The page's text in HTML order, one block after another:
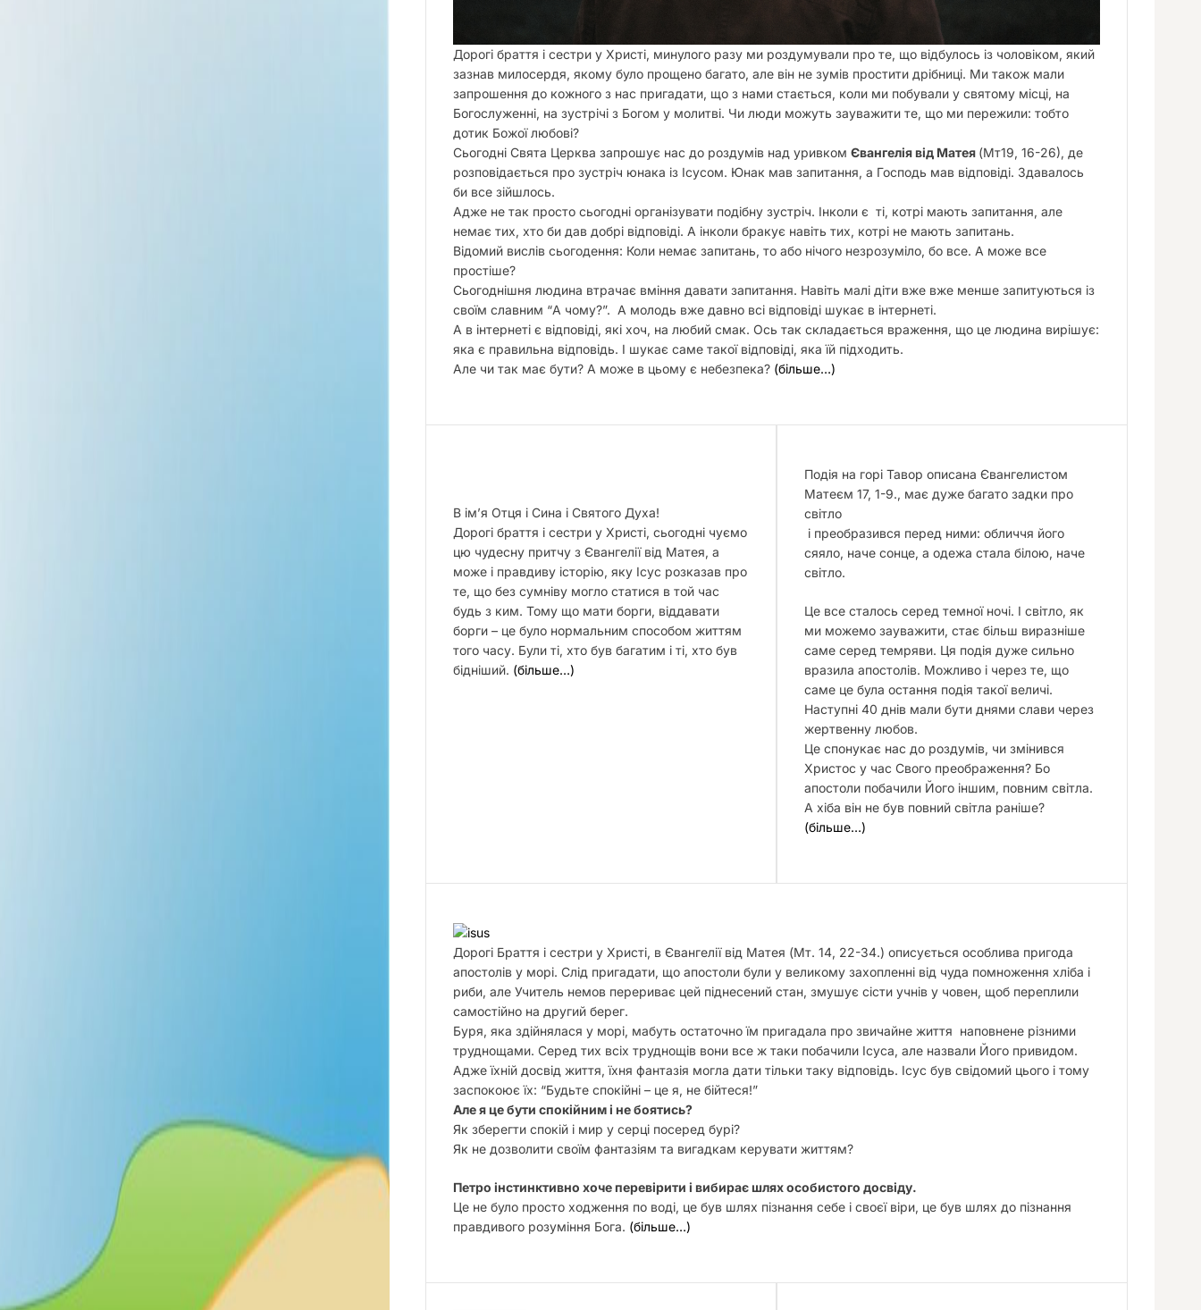
Дорогі браття і сестри у Христі, минулого разу ми роздумували про те, що відбулось із чоловіком, який
зазнав милосердя, якому було прощено багато, але він не зумів простити дрібниці. Ми також мали
запрошення до кожного з нас пригадати, що з нами стається, коли ми побували у святому місці, на
Богослуженні, на зустрічі з Богом у молитві. Чи люди можуть зауважити те, що ми пережили: тобто
дотик Божої любові?
Сьогодні Свята Церква запрошує нас до роздумів над уривком Євангелія від Матея (Мт19, 16-26), де
розповідається про зустріч юнака із Ісусом. Юнак мав запитання, а Господь мав відповіді. Здавалось
би все зійшлось.
Адже не так просто сьогодні організувати подібну зустріч. Інколи є ті, котрі мають запитання, але
немає тих, хто би дав добрі відповіді. А інколи бракує навіть тих, котрі не мають запитань.
Відомий вислів сьогодення: Коли немає запитань, то або нічого незрозуміло, бо все. А може все
простіше?
Сьогоднішня людина втрачає вміння давати запитання. Навіть малі діти вже вже менше запитуються із
своїм славним “А чому?”. А молодь вже давно всі відповіді шукає в інтернеті.
А в інтернеті є відповіді, які хоч, на любий смак. Ось так складається враження, що це людина вирішує:
яка є правильна відповідь. І шукає саме такої відповіді, яка їй підходить.
Але чи так має бути? А може в цьому є небезпека? (більше…)
В ім’я Отця і Сина і Святого Духа!
Дорогі браття і сестри у Христі, сьогодні чуємо
цю чудесну притчу з Євангелії від Матея, а
може і правдиву історію, яку Ісус розказав про
те, що без сумніву могло статися в той час
будь з ким. Тому що мати борги, віддавати
борги – це було нормальним способом життям
того часу. Були ті, хто був багатим і ті, хто був
бідніший. (більше…)
Подія на горі Тавор описана Євангелистом
Матеєм 17, 1-9., має дуже багато задки про
світло
і преобразився перед ними: обличчя його
сяяло, наче сонце, а одежа стала білою, наче
світло.
Це все сталось серед темної ночі. І світло, як
ми можемо зауважити, стає більш виразніше
саме серед темряви. Ця подія дуже сильно
вразила апостолів. Можливо і через те, що
саме це була остання подія такої величі.
Наступні 40 днів мали бути днями слави через
жертвенну любов.
Це спонукає нас до роздумів, чи змінився
Христос у час Свого преображення? Бо
апостоли побачили Його іншим, повним світла.
А хіба він не був повний світла раніше?
(більше…)
Дорогі Браття і сестри у Христі, в Євангелії від Матея (Мт. 14, 22-34.) описується особлива пригода
апостолів у морі. Слід пригадати, що апостоли були у великому захопленні від чуда помноження хліба і
риби, але Учитель немов перериває цей піднесений стан, змушує сісти учнів у човен, щоб переплили
самостійно на другий берег.
Буря, яка здійнялася у морі, мабуть остаточно їм пригадала про звичайне життя наповнене різними
труднощами. Серед тих всіх труднощів вони все ж таки побачили Ісуса, але назвали Його привидом.
Адже їхній досвід життя, їхня фантазія могла дати тільки таку відповідь. Ісус був свідомий цього і тому
заспокоює їх: “Будьте спокійні – це я, не бійтеся!”
Але я це бути спокійним і не боятись?
Як зберегти спокій і мир у серці посеред бурі?
Як не дозволити своїм фантазіям та вигадкам керувати життям?
Петро інстинктивно хоче перевірити і вибирає шлях особистого досвіду.
Це не було просто ходження по воді, це був шлях пізнання себе і своєї віри, це був шлях до пізнання
правдивого розуміння Бога. (більше…)